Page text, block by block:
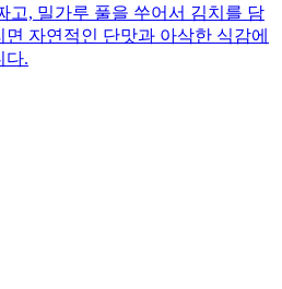
고, 밀가루 풀을 쑤어서 김치를 담
자연적인 단맛과 아삭한 식감에
다.